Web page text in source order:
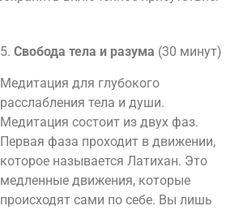
5.Свобода тела и разума (30 минут)
Медитация для глубокого
расслабления тела и души.
Медитация состоит из двух фаз.
Первая фаза проходит в движении,
которое называется Латихан. Это
медленные движения, которые
происходят сами по себе. Вы лишь